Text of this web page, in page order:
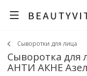
Сыворотки для лица
Сыворотка для
АНТИ АКНЕ